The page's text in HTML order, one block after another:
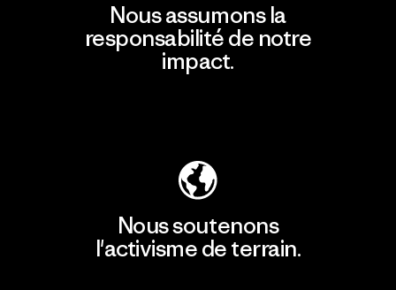
Nous assumons la
responsabilité de notre
impact.
Nous soutenons
l'activisme de terrain.